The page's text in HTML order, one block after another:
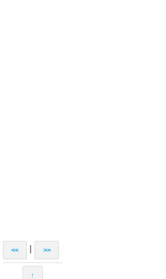
<< >>
↑